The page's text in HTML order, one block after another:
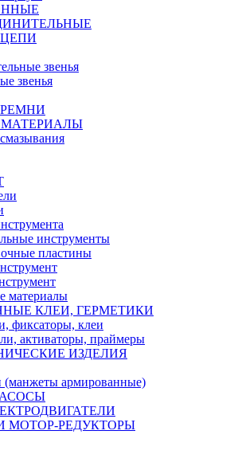
звенья
звенья
инструменты
пластины
материалы
КЛЕИ, ГЕРМЕТИКИ
фиксаторы, клеи
активаторы, праймеры
ИЗДЕЛИЯ
(манжеты армированные)
МОТОР-РЕДУКТОРЫ